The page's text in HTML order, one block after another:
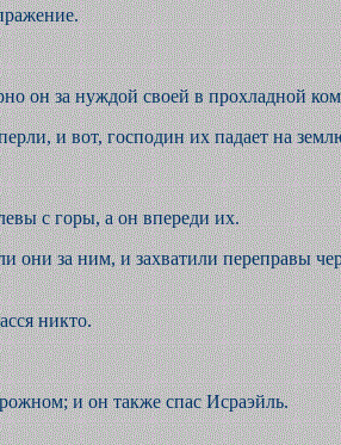
он за нуждой своей в прохладной
и вот, господин их падает на
с горы, а он впереди их.
за ним, и захватили переправы
никто.
и он также спас Исраэйль.